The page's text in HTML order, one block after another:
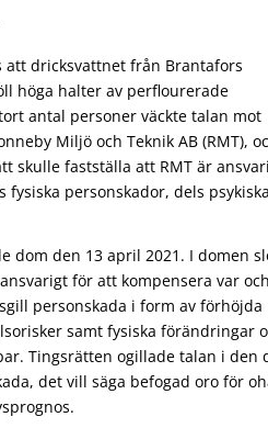
att dricksvattnet från Brantafors
höga halter av perflourerade
antal personer väckte talan mot
Miljö och Teknik AB (RMT),
skulle fastställa att RMT är
personskador, dels
dom den 13 april 2021. I domen
för att kompensera var
personskada i form av
samt fysiska förändringar
Tingsrätten ogillade talan i den
det vill säga befogad oro för